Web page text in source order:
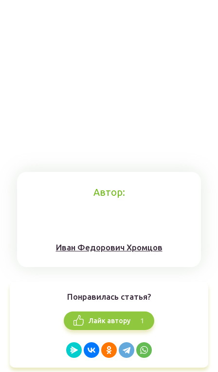
Автор:
Иван Федорович Хромцов
Понравилась статья?
Лайк автору 1